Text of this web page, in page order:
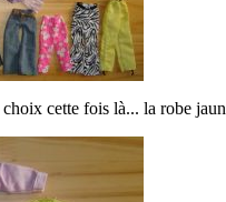
cette fois là... la robe